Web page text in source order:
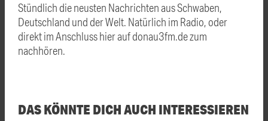
Stündlich die neusten Nachrichten aus Schwaben,
Deutschland und der Welt. Natürlich im Radio, oder
direkt im Anschluss hier auf donau3fm.de zum
nachhören.
DAS KÖNNTE DICH AUCH INTERESSIEREN